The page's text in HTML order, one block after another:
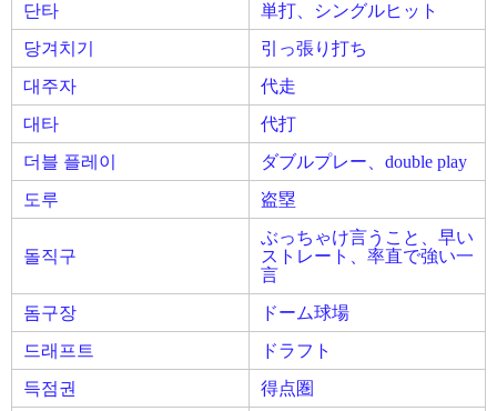
단타
単打、シングルヒット
당겨치기
引っ張り打ち
대주자
代走
대타
代打
더블 플레이
ダブルプレー、double play
도루
盗塁
돌직구
ぶっちゃけ言うこと、早い
ストレート、率直で強い一
言
돔구장
ドーム球場
드래프트
ドラフト
득점권
得点圏